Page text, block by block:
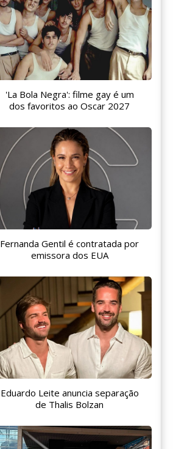
'La Bola Negra': filme gay é um
dos favoritos ao Oscar 2027
Fernanda Gentil é contratada por
emissora dos EUA
Eduardo Leite anuncia separação
de Thalis Bolzan